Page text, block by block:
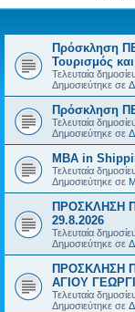
Πρόσκληση
Τουρισμός
Τελευταία
Δημοσιεύτηκε σε
Πρόσκληση
Τελευταία
Δημοσιεύτηκε σε
MBA in
Τελευταία
Δημοσιεύτηκε σε
ΠΡΟΣΚΛΗΣΗ
29.8.2026
Τελευταία
Δημοσιεύτηκε σε
ΠΡΟΣΚΛΗΣΗ
ΑΓΙΟΥ
Τελευταία
Δημοσιεύτηκε σε